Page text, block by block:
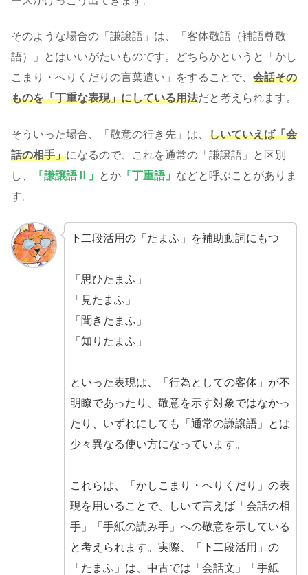
そのような場合の「謙譲語」は、「客体敬語（補語尊敬
語）」とはいいがたいものです。どちらかというと「かし
こまり・へりくだりの言葉遣い」をすることで、 会話その
ものを「丁重な表現」にしている用法だと考えられます。
そういった場合、「敬意の行き先」は、 しいていえば「会
話の相手」になるので、これを通常の「謙譲語」と区別
し、
「謙譲語Ⅱ」 とか 「丁重語」 などと呼ぶことがありま
す。
下二段活用の「たまふ」を補助動詞にもつ
「思ひたまふ」
「見たまふ」
「聞きたまふ」
「知りたまふ」
といった表現は、「行為としての客体」が不
明瞭であったり、敬意を示す対象ではなかっ
たり、いずれにしても「通常の謙譲語」とは
少々異なる使い方になっています。
これらは、「かしこまり・へりくだり」の表
現を用いることで、しいて言えば「会話の相
手」「手紙の読み手」への敬意を示している
と考えられます。実際、「下二段活用」の
「たまふ」は、中古では「会話文」「手紙